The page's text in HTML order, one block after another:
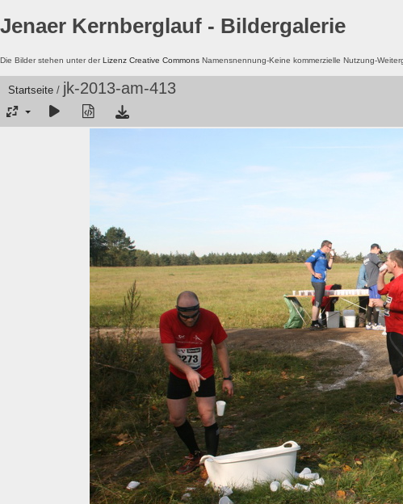
Jenaer Kernberglauf - Bildergalerie
Die Bilder stehen unter derLizenz Creative Commons Namensnennung-Keine kommerzielle Nutzung-
Startseite / jk-2013-am-413